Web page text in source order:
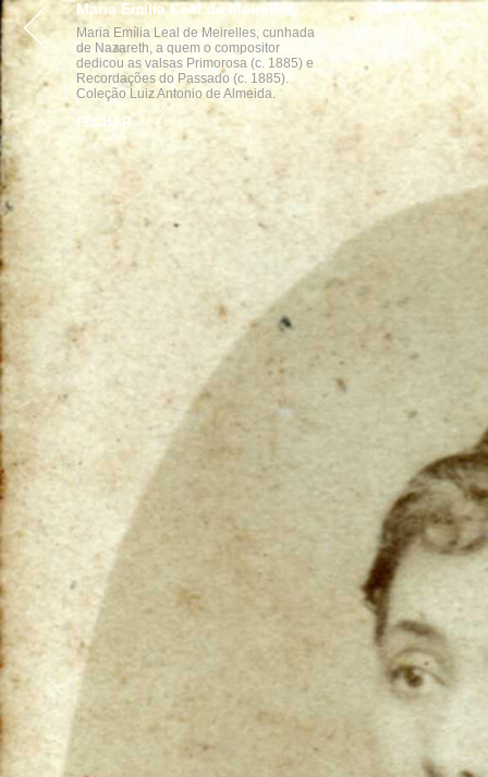
VISITE ACERVOS
Maria Emília Leal de Meirelles
Maria Emília Leal de Meirelles, cunhada
de Nazareth, a quem o compositor
dedicou as valsas Primorosa (c. 1885) e
Recordações do Passado (c. 1885).
Coleção Luiz Antonio de Almeida.
FECHAR
realização parcerias